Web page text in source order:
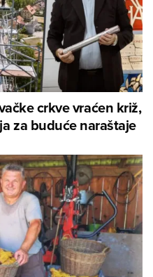
crkve vraćen križ,
za buduće naraštaje